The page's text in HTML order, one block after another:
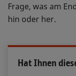
Frage, was am
hin oder her.
Hat Ihnen